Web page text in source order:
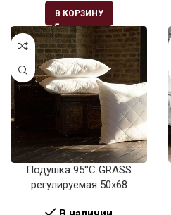
В КОРЗИНУ
Подушка 95°C GRASS
регулируемая 50х68